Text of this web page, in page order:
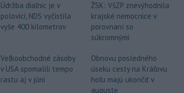
Údržba diaľnic je v
polovici, NDS vyčistila
vyše 400 kilometrov
Veľkoobchodné zásoby
v USA spomalili tempo
rastu aj v júni
ŽSK: VšZP znevýhodnila
krajské nemocnice v
porovnaní so
súkromnými
Obnovu posledného
úseku cesty na Kráľovu
hoľu majú ukončiť v
auguste